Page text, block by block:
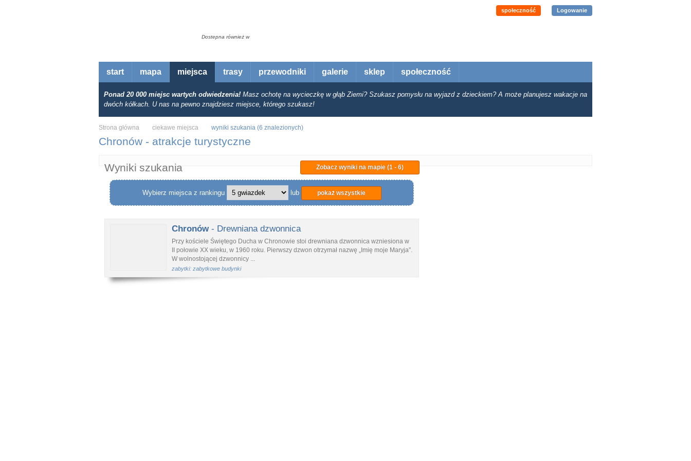
społeczność Logowanie
start mapa miejsca trasy przewodniki galerie sklep społeczność
Ponad 20 000 miejsc wartych odwiedzenia! Masz ochotę na wycieczkę w głąb Ziemi? Szukasz pomysłu na wyjazd z dzieckiem? A może planujesz wakacje na
dwóch kółkach. U nas na pewno znajdziesz miejsce, którego szukasz!
Strona główna ciekawe miejsca wyniki szukania (6 znalezionych)
Chronów - atrakcje turystyczne
Wyniki szukania Zobacz wyniki na mapie (1 - 6)
Wybierz miejsca z rankingu lub pokaż wszystkie
Chronów - Drewniana dzwonnica
Przy kościele Świętego Ducha w Chronowie stoi drewniana dzwonnica wzniesiona w
II połowie XX wieku, w 1960 roku. Pierwszy dzwon otrzymał nazwę „Imię moje Maryja”.
W wolnostojącej dzwonnicy ...
zabytki: zabytkowe budynki